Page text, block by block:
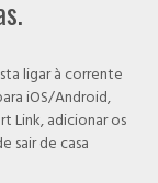
ligar à corrente
iOS/Android,
Link, adicionar os
sair de casa